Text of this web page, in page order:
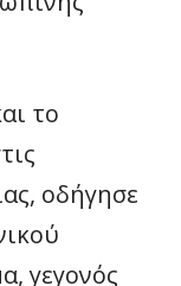
το
οδήγησε
γεγονός